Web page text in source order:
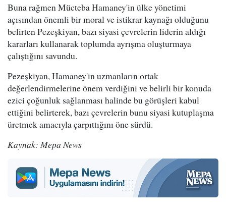
Buna rağmen Mücteba Hamaney'in ülke yönetimi
açısından önemli bir moral ve istikrar kaynağı olduğunu
belirten Pezeşkiyan, bazı siyasi çevrelerin liderin aldığı
kararları kullanarak toplumda ayrışma oluşturmaya
çalıştığını savundu.
Pezeşkiyan, Hamaney'in uzmanların ortak
değerlendirmelerine önem verdiğini ve belirli bir konuda
ezici çoğunluk sağlanması halinde bu görüşleri kabul
ettiğini belirterek, bazı çevrelerin bunu siyasi kutuplaşma
üretmek amacıyla çarpıttığını öne sürdü.
Kaynak: Mepa News